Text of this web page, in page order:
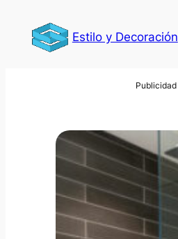
contenido
Estilo y Decoración